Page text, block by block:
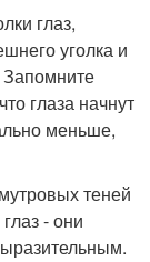
глаз,
уголка и
Запомните
глаза начнут
меньше,
теней
- они